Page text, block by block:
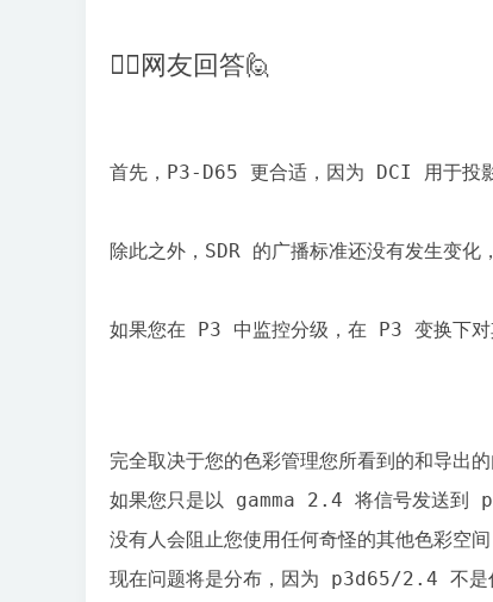
💁‍♂️网友回答🙋
首先，P3-D65 更合适，因为 DCI 用于投影
除此之外，SDR 的广播标准还没有发生变
如果您在 P3 中监控分级，在 P3 变换下对
完全取决于您的色彩管理您所看到的和导出的
如果您只是以 gamma 2.4 将信号发送到
没有人会阻止您使用任何奇怪的其他色彩空
现在问题将是分布，因为 p3d65/2.4 不是